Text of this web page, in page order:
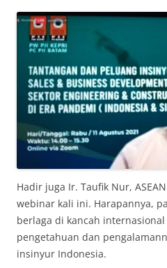
Hadir juga Ir. Taufik Nur,
webinar kali ini. Harapannya,
berlaga di kancah
pengetahuan dan
insinyur Indonesia.